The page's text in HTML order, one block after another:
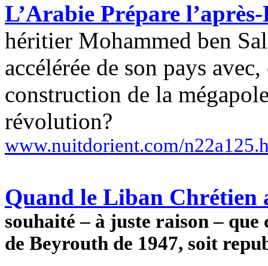
L’Arabie Prépare
héritier Mohammed ben
accélérée de son pays
construction de la
révolution?
www.nuitdorient.com/
Quand le Liban Chrétien
souhaité – à juste raison –
de Beyrouth de 1947, soit